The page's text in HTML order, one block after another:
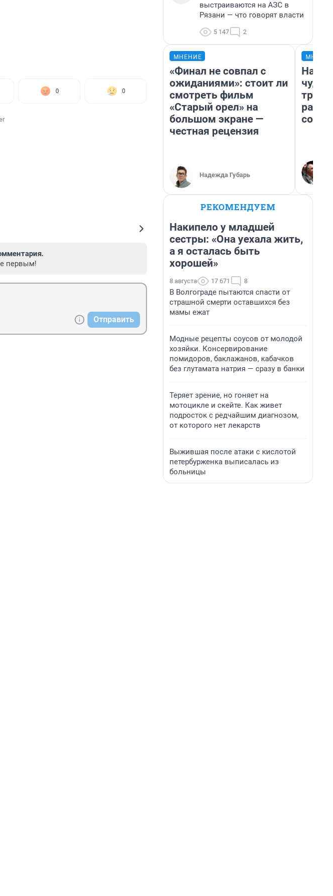
0 0
первым!
Отправить
выстраиваются на АЗС в
Рязани — что говорят власти
5 147 2
МНЕНИЕ
«Финал не совпал с
ожиданиями»: стоит ли
смотреть фильм
«Старый орел» на
большом экране —
честная рецензия
Надежда Губарь
РЕКОМЕНДУЕМ
Накипело у младшей
сестры: «Она уехала жить,
а я осталась быть
хорошей»
8 августа 17 671 8
В Волгограде пытаются спасти от
страшной смерти оставшихся без
мамы ежат
Модные рецепты соусов от молодой
хозяйки. Консервирование
помидоров, баклажанов, кабачков
без глутамата натрия — сразу в банки
Теряет зрение, но гоняет на
мотоцикле и скейте. Как живет
подросток с редчайшим диагнозом,
от которого нет лекарств
Выжившая после атаки с кислотой
петербурженка выписалась из
больницы